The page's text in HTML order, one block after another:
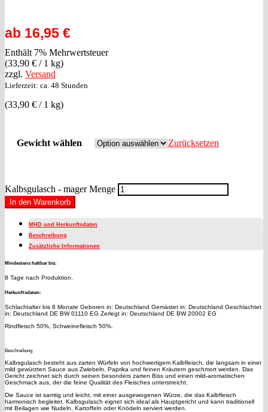
ab 16,95 €
Enthält 7% Mehrwertsteuer
(33,90 € / 1 kg)
zzgl. Versand
Lieferzeit: ca. 48 Stunden
(33,90 € / 1 kg)
Gewicht wählen Zurücksetzen
Kalbsgulasch - mager Menge
In den Warenkorb
MHD und Herkunftsdaten
Beschreibung
Zusätzliche Informationen
Mindestens haltbar bis:
8 Tage nach Produktion.
Herkunftsdaten:
Schlachtalter bis 8 Monate Geboren in: Deutschland Gemästet in: Deutschland Geschlachtet
in: Deutschland DE BW 01110 EG Zerlegt in: Deutschland DE BW 20002 EG
Rindfleisch 50%, Schweinefleisch 50%.
Beschreibung
Kalbsgulasch besteht aus zarten Würfeln von hochwertigem Kalbfleisch, die langsam in einer
mild gewürzten Sauce aus Zwiebeln, Paprika und feinen Kräutern geschmort werden. Das
Gericht zeichnet sich durch seinen besonders zarten Biss und einen mild-aromatischen
Geschmack aus, der die feine Qualität des Fleisches unterstreicht.
Die Sauce ist samtig und leicht, mit einer ausgewogenen Würze, die das Kalbfleisch
harmonisch begleitet. Kalbsgulasch eignet sich ideal als Hauptgericht und kann traditionell
mit Beilagen wie Nudeln, Kartoffeln oder Knödeln serviert werden.